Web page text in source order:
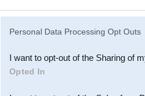
Downstream Participants
third parties.
Personal Data Processing Opt Outs
I want to opt-out of the Sharing of
Opted In